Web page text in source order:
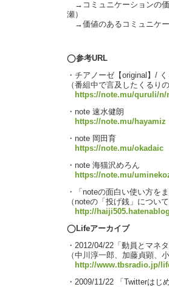
→コミュニケーションの価
瀬）
→価値のあるコミュニケ
◯参考URL
・チアノーゼ【original】/
（番組中で言及したくるり
https://note.mu/quruli/n/
・note 速水健朗
https://note.mu/hayamiz
・note 岡田育
https://note.mu/okadaic
・note 海猫沢めろん
https://note.mu/
・「noteの面白い使い方を
（noteの「投げ銭」につい
http://
◯Lifeアーカイブ
・2012/04/22「動員とマネ
（中川淳一郎、加藤貞顕、
http://www.tbsradio.jp/
・2009/11/22 「Twitterはじ